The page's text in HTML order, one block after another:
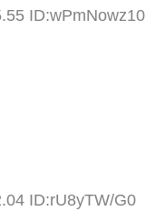
ID:wPmNowz10
ID:rU8yTW/G0